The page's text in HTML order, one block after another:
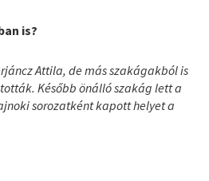
is?
Attila, de más szakágakból is
Később önálló szakág lett a
sorozatként kapott helyet a